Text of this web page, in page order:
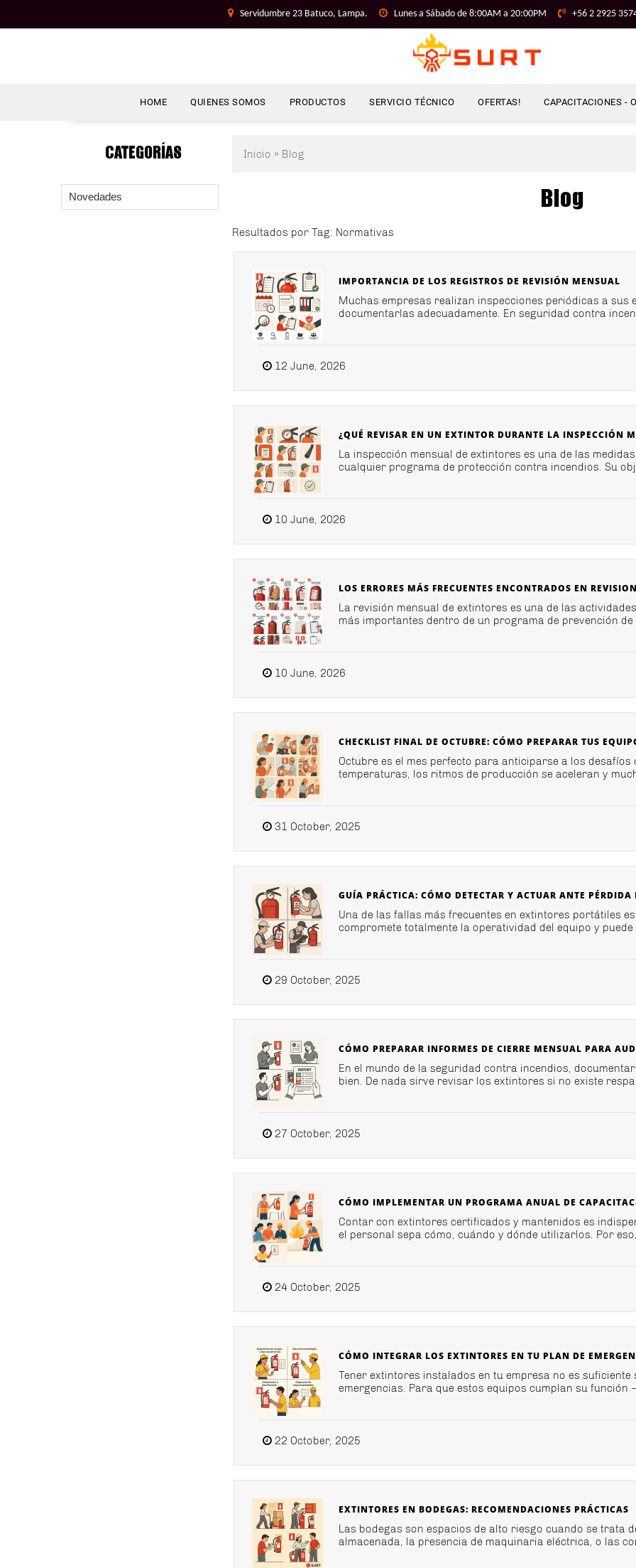
Servidumbre 23 Batuco, Lampa. Lunes a Sábado de 8:00AM a 20:00PM +56 2 2925
HOME QUIENES SOMOS PRODUCTOS SERVICIO TÉCNICO OFERTAS! CAPACITACIONES -
CATEGORÍAS
Novedades
Inicio » Blog
Blog
Resultados por Tag: Normativas
IMPORTANCIA DE LOS REGISTROS DE REVISIÓN MENSUAL
Muchas empresas realizan inspecciones periódicas a
documentarlas adecuadamente. En seguridad contra
12 June, 2026
¿QUÉ REVISAR EN UN EXTINTOR DURANTE LA INSPECCIÓN
La inspección mensual de extintores es una de las
cualquier programa de protección contra incendios. Su
10 June, 2026
LOS ERRORES MÁS FRECUENTES ENCONTRADOS EN
La revisión mensual de extintores es una de las
más importantes dentro de un programa de prevención de
10 June, 2026
CHECKLIST FINAL DE OCTUBRE: CÓMO PREPARAR TUS
Octubre es el mes perfecto para anticiparse a los
temperaturas, los ritmos de producción se aceleran y
31 October, 2025
GUÍA PRÁCTICA: CÓMO DETECTAR Y ACTUAR ANTE PÉRDIDA
Una de las fallas más frecuentes en extintores portátiles
compromete totalmente la operatividad del equipo y
29 October, 2025
CÓMO PREPARAR INFORMES DE CIERRE MENSUAL PARA
En el mundo de la seguridad contra incendios,
bien. De nada sirve revisar los extintores si no existe
27 October, 2025
CÓMO IMPLEMENTAR UN PROGRAMA ANUAL DE
Contar con extintores certificados y mantenidos es
el personal sepa cómo, cuándo y dónde utilizarlos. Por
24 October, 2025
CÓMO INTEGRAR LOS EXTINTORES EN TU PLAN DE
Tener extintores instalados en tu empresa no es
emergencias. Para que estos equipos cumplan su
22 October, 2025
EXTINTORES EN BODEGAS: RECOMENDACIONES PRÁCTICAS
Las bodegas son espacios de alto riesgo cuando se trata
almacenada, la presencia de maquinaria eléctrica, o las